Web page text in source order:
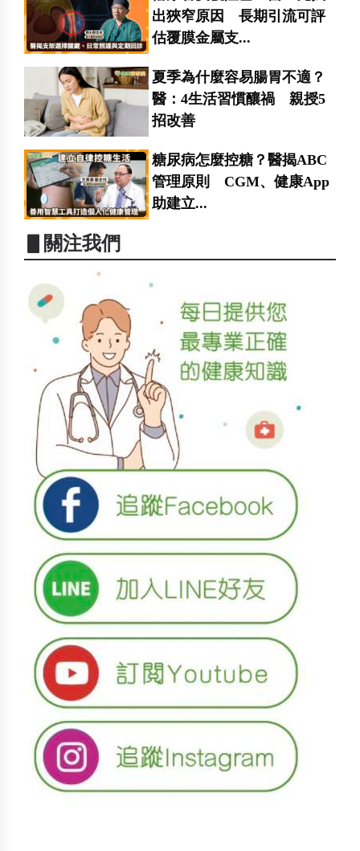
出狹窄原因 長期引流可評
估覆膜金屬支...
夏季為什麼容易腸胃不適？
醫：4生活習慣釀禍 親授5
招改善
糖尿病怎麼控糖？醫揭ABC
管理原則 CGM、健康App
助建立...
▋關注我們